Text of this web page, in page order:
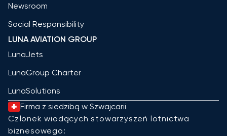
Newsroom
Social Responsibility
LUNA AVIATION GROUP
LunaJets
LunaGroup Charter
LunaSolutions
Firma z siedzibą w Szwajcarii
Członek wiodących stowarzyszeń lotnictwa
biznesowego: